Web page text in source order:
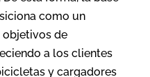
como un
objetivos de
a los clientes
y cargadores